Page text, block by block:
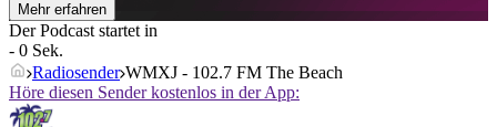
Mehr erfahren
Der Podcast startet in
- 0 Sek.
Radiosender WMXJ - 102.7 FM The Beach
Höre diesen Sender kostenlos in der App: